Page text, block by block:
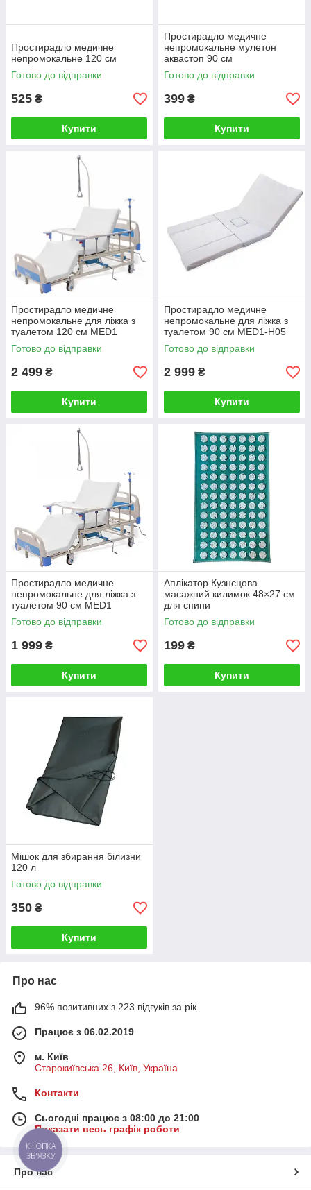
Простирадло медичне
непромокальне 120 см
Готово до відправки
525 ₴
Купити
Простирадло медичне
непромокальне мулетон
аквастоп 90 см
Готово до відправки
399 ₴
Купити
Простирадло медичне
непромокальне для ліжка з
туалетом 120 см MED1
Готово до відправки
2 499 ₴
Купити
Простирадло медичне
непромокальне для ліжка з
туалетом 90 см MED1-H05
Готово до відправки
2 999 ₴
Купити
Простирадло медичне
непромокальне для ліжка з
туалетом 90 см MED1
Готово до відправки
1 999 ₴
Купити
Аплікатор Кузнєцова
масажний килимок 48×27 см
для спини
Готово до відправки
199 ₴
Купити
Мішок для збирання білизни
120 л
Готово до відправки
350 ₴
Купити
Про нас
96% позитивних з 223 відгуків за рік
Працює з 06.02.2019
м. Київ
Старокиївська 26, Київ, Україна
Контакти
Сьогодні працює з 08:00 до 21:00
Показати весь графік роботи
Про нас
КНОПКА
ЗВ'ЯЗКУ